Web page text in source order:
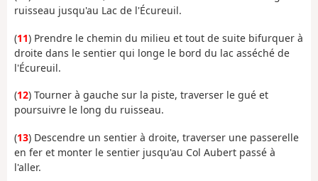
ruisseau jusqu'au Lac de l'Écureuil.
(11) Prendre le chemin du milieu et tout de suite bifurquer à
droite dans le sentier qui longe le bord du lac asséché de
l'Écureuil.
(12) Tourner à gauche sur la piste, traverser le gué et
poursuivre le long du ruisseau.
(13) Descendre un sentier à droite, traverser une passerelle
en fer et monter le sentier jusqu'au Col Aubert passé à
l'aller.